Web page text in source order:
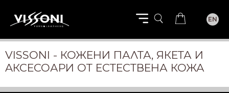
EN
VISSONI - КОЖЕНИ ПАЛТА, ЯКЕТА И
AКСЕСОАРИ ОТ ЕСТЕСТВЕНА КОЖА